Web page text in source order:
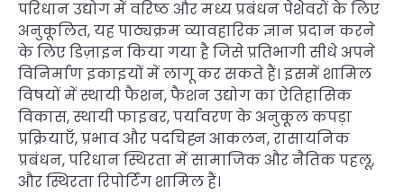
परिधान उद्योग में वरिष्ठ और मध्य प्रबंधन पेशेवरों के लिए
अनुकूलित, यह पाठ्यक्रम व्यावहारिक ज्ञान प्रदान करने
के लिए डिज़ाइन किया गया है जिसे प्रतिभागी सीधे अपने
विनिर्माण इकाइयों में लागू कर सकते हैं। इसमें शामिल
विषयों में स्थायी फैशन, फैशन उद्योग का ऐतिहासिक
विकास, स्थायी फाइबर, पर्यावरण के अनुकूल कपड़ा
प्रक्रियाएँ, प्रभाव और पदचिह्न आकलन, रासायनिक
प्रबंधन, परिधान स्थिरता में सामाजिक और नैतिक पहलू,
और स्थिरता रिपोर्टिंग शामिल हैं।